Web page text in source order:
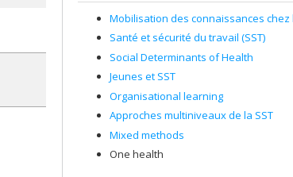
Mobilisation des connaissances chez
Santé et sécurité du travail (SST)
Social Determinants of Health
Jeunes et SST
Organisational learning
Approches multiniveaux de la SST
Mixed methods
One health